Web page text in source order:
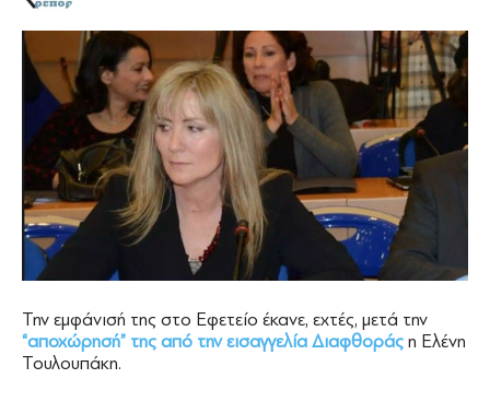
Την εμφάνισή της στο Εφετείο έκανε, εχτές, μετά την
“αποχώρησή” της από την εισαγγελία Διαφθοράς η Ελένη
Τουλουπάκη.